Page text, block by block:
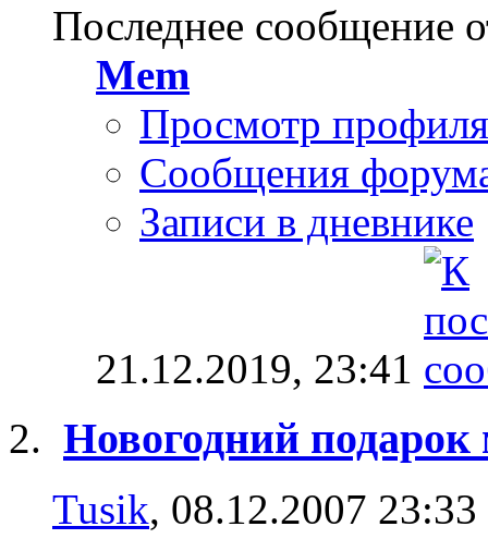
Последнее сообщение
Mem
Просмотр профиля
Сообщения
Записи в дневнике
21.12.2019, 23:41
Новогодний
Tusik, 08.12.2007 23:33